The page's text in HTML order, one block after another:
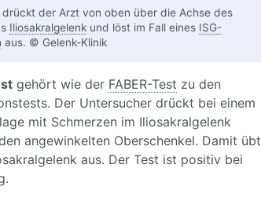
drückt der Arzt von oben über die Achse des
Iliosakralgelenkund löst im Fall eines ISG-
aus. © Gelenk-Klinik
gehört wie der FABER-Test zu den
Der Untersucher drückt bei einem
mit Schmerzen im Iliosakralgelenk
angewinkelten Oberschenkel. Damit übt
aus. Der Test ist positiv bei